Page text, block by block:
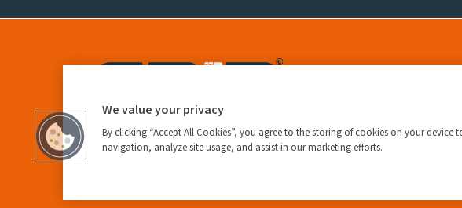
We value your privacy
By clicking “Accept All Cookies”, you agree to the storing of cookies on your device
navigation, analyze site usage, and assist in our marketing efforts.